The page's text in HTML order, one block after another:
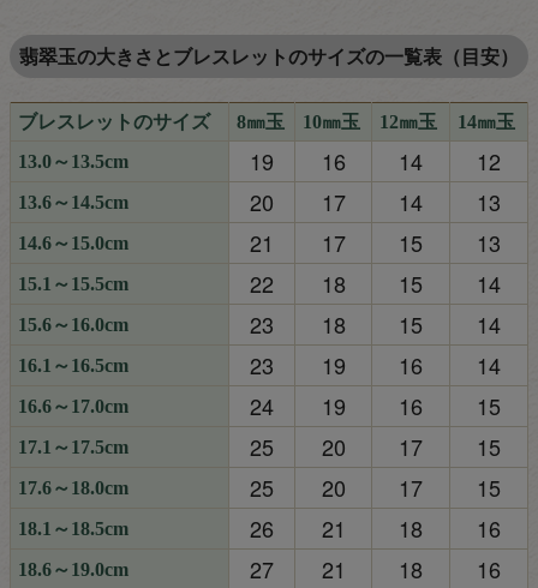
翡翠玉の大きさとブレスレットのサイズの一覧表（目安）
ブレスレットのサイズ 8㎜玉 10㎜玉 12㎜玉
14㎜玉
13.0～13.5cm
19 16 14 12
13.6～14.5cm 20 17 14 13
14.6～15.0cm 21 17 15 13
15.1～15.5cm 22 18 15 14
15.6～16.0cm 23 18 15 14
16.1～16.5cm 23 19 16 14
16.6～17.0cm 24 19 16 15
17.1～17.5cm 25 20 17 15
17.6～18.0cm 25 20 17 15
18.1～18.5cm 26 21 18 16
18.6～19.0cm 27 21 18 16